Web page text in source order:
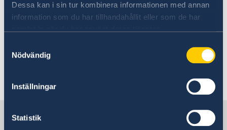
Dessa kan i sin tur kombinera informationen med annan
information som du har tillhandahållit eller som de har
Nödvändig
Inställningar
Statistik
Som resenär bör man alltid tänka på att följa
vistelselandet, och ambassaden har ingen
Sverige i Venezuela